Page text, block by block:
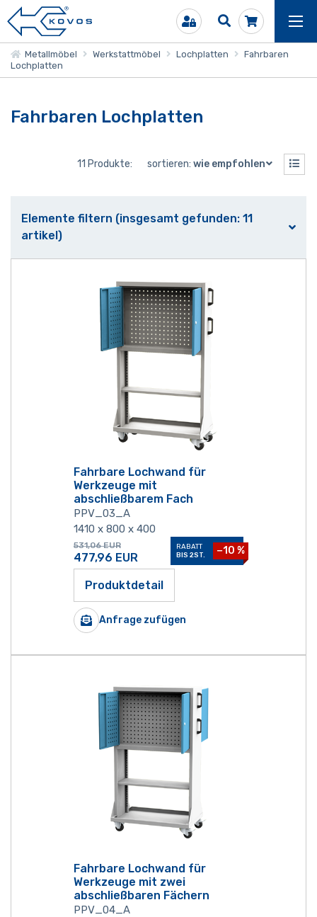
Metallmöbel Werkstattmöbel Lochplatten
Fahrbaren
Lochplatten
Fahrbaren Lochplatten
11 Produkte: sortieren: wie empfohlen
Elemente filtern (insgesamt gefunden: 11
artikel)
Fahrbare Lochwand für
Werkzeuge mit
abschließbarem Fach
PPV_03_A
1410 x 800 x 400
531,06 EUR
477,96 EUR
RABATT
BIS 2ST.
−10 %
Produktdetail
Anfrage zufügen
Fahrbare Lochwand für
Werkzeuge mit zwei
abschließbaren Fächern
PPV_04_A